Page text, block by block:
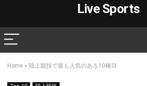
Live Sports
Home » 陸上競技で最も人気のある10種目